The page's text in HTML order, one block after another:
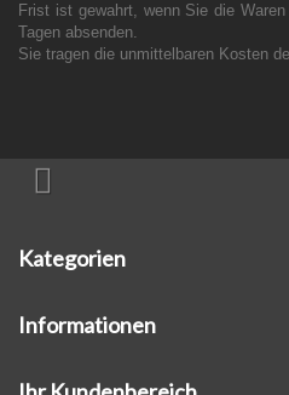
Frist ist gewahrt, wenn Sie die
Tagen absenden.
Sie tragen die unmittelbaren Kosten
Kategorien
Informationen